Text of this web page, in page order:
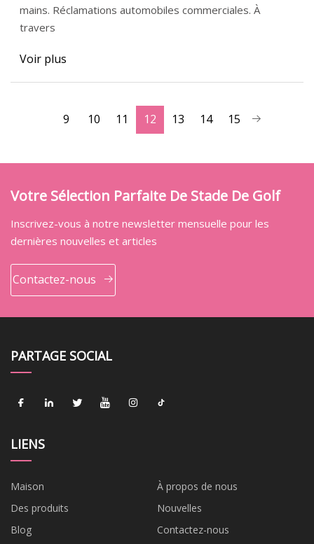
mains. Réclamations automobiles commerciales. À
travers
Voir plus
9 10 11 12 13 14 15
Votre Sélection Parfaite De Stade De Golf
Inscrivez-vous à notre newsletter mensuelle pour les
dernières nouvelles et articles
Contactez-nous
PARTAGE SOCIAL
LIENS
Maison
À propos de nous
Des produits
Nouvelles
Blog
Contactez-nous